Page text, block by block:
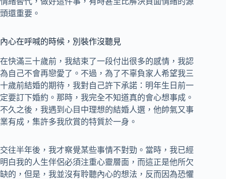
頭還重要。
內心在呼喊的時候，別裝作沒聽見
在快滿三十歲前，我結束了一段付出很多的感情，我認
為自己不會再戀愛了。不過，為了不辜負家人希望我三
十歲前結婚的期待，我對自己許下承諾：明年生日前一
定要訂下婚約。那時，我完全不知道真的會心想事成。
不久之後，我遇到心目中理想的結婚人選，他帥氣又事
業有成，集許多我欣賞的特質於一身。
交往半年後，我才察覺某些事情不對勁。當時，我已經
明白我的人生伴侶必須注重心靈層面，而這正是他所欠
缺的，但是，我並沒有聆聽內心的想法，反而因為恐懼